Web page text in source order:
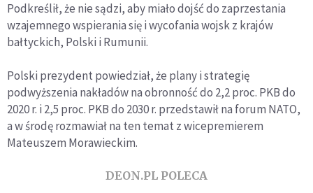
Podkreślił, że nie sądzi, aby miało dojść do zaprzestania
wzajemnego wspierania się i wycofania wojsk z krajów
bałtyckich, Polski i Rumunii.
Polski prezydent powiedział, że plany i strategię
podwyższenia nakładów na obronność do 2,2 proc. PKB do
2020 r. i 2,5 proc. PKB do 2030 r. przedstawił na forum NATO,
a w środę rozmawiał na ten temat z wicepremierem
Mateuszem Morawieckim.
DEON.PL POLECA